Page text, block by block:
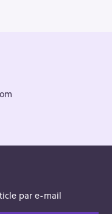
par e-mail